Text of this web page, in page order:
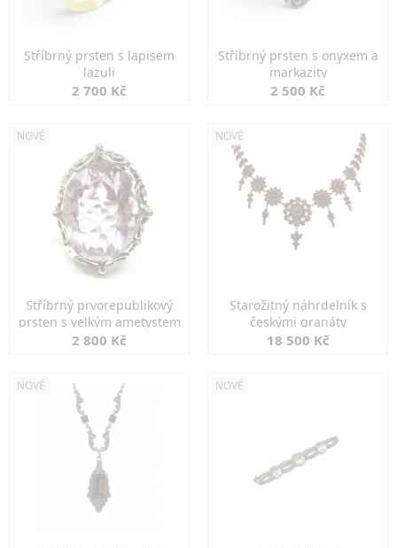
Stříbrný prsten s lapisem
lazuli
2 700 Kč
Stříbrný prsten s onyxem a
markazity
2 500 Kč
NOVÉ
Stříbrný prvorepublikový
prsten s velkým ametystem
2 800 Kč
NOVÉ
Starožitný náhrdelník s
českými granáty
18 500 Kč
NOVÉ NOVÉ